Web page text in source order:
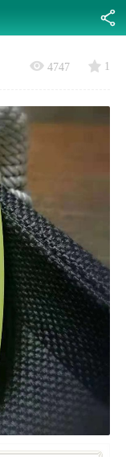
4747 1